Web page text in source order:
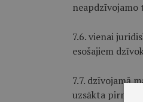
neapdzīvojamo
7.6. vienai
esošajiem
7.7. dzīvojamā
uzsākta pirms